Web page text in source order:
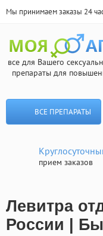
Мы принимаем заказы 24
все для Вашего
препараты для
ВСЕ ПРЕПАРАТЫ
прием заказов
Левитра
России |